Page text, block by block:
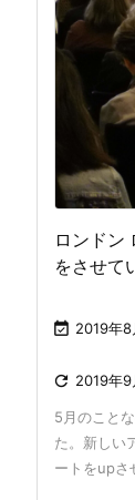
ロンドン
をさせて
 2019年8
 2019年9
5月のこと
た。新しい
ートをupさ